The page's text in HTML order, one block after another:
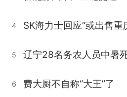
4
5
6 费大厨不自称“大王”了